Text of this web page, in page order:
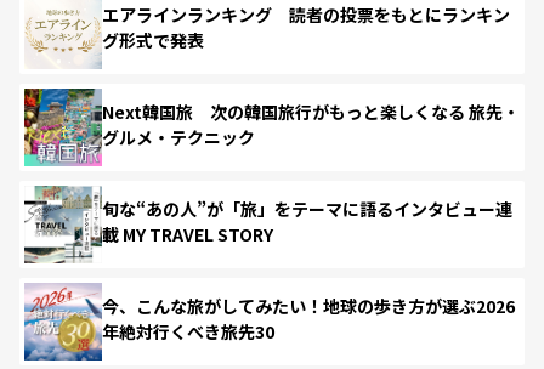
エアラインランキング 読者の投票をもとにランキン
グ形式で発表
Next韓国旅 次の韓国旅行がもっと楽しくなる 旅先・
グルメ・テクニック
旬な“あの人”が「旅」をテーマに語るインタビュー連
載 MY TRAVEL STORY
今、こんな旅がしてみたい！地球の歩き方が選ぶ2026
年絶対行くべき旅先30